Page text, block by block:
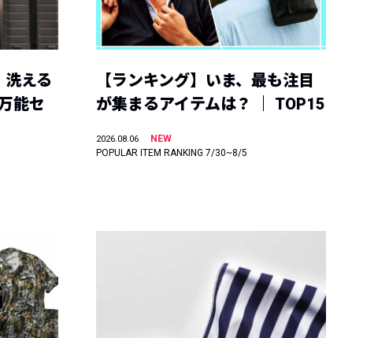
洗える
能セ
【ランキング】いま、最も注目
が集まるアイテムは？ ｜ TOP15
2026.08.06
NEW
POPULAR ITEM RANKING 7/30~8/5